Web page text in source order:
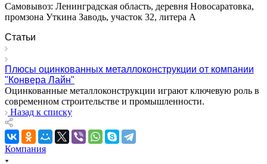
Самовывоз: Ленинградская область, деревня Новосаратовка,
промзона Уткина Заводь, участок 32, литера А
Статьи
Плюсы оцинкованных металлоконструкции от компании
"Конвера Лайн"
Оцинкованные металлоконструкции играют ключевую роль в
современном строительстве и промышленности.
Назад к списку
Компания